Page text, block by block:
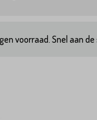
voorraad. Snel aan de